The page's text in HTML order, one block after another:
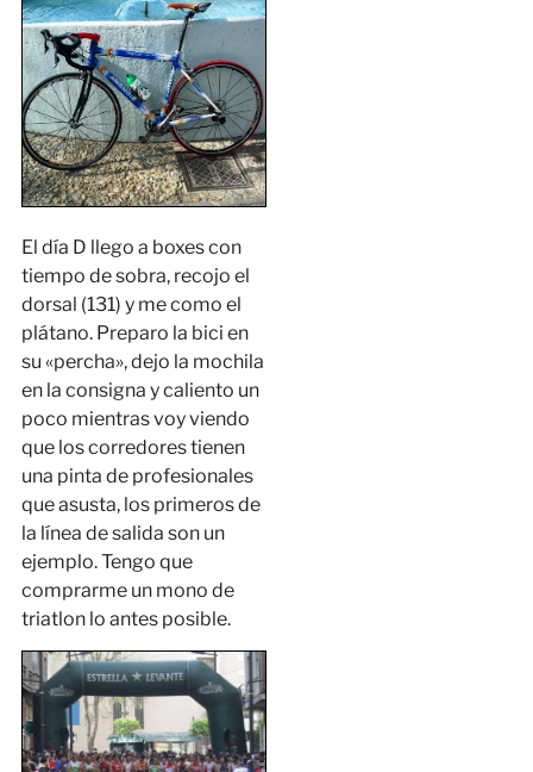
El día D llego a boxes con
tiempo de sobra, recojo el
dorsal (131) y me como el
plátano. Preparo la bici en
su «percha», dejo la mochila
en la consigna y caliento un
poco mientras voy viendo
que los corredores tienen
una pinta de profesionales
que asusta, los primeros de
la línea de salida son un
ejemplo. Tengo que
comprarme un mono de
triatlon lo antes posible.